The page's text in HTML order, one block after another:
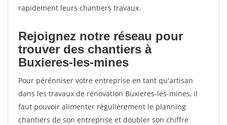
rapidement leurs chantiers travaux.
Rejoignez notre réseau pour
trouver des chantiers à
Buxieres-les-mines
Pour pérénniser votre entreprise en tant qu'artisan
dans les travaux de rénovation Buxieres-les-mines, il
faut pouvoir alimenter régulièrement le planning
chantiers de son entreprise et doubler son chiffre